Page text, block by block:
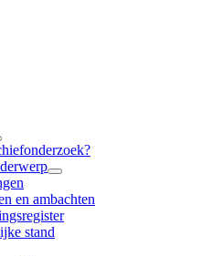
en ambachten
stand